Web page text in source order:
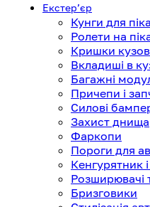
Екстерʼєр
Кунги для
Ролети на
Кришки
Вкладиші в
Багажні
Причепи і
Силові
Захист днища
Фаркопи
Пороги для
Кенгурятник
Розширювачі
Бризговики